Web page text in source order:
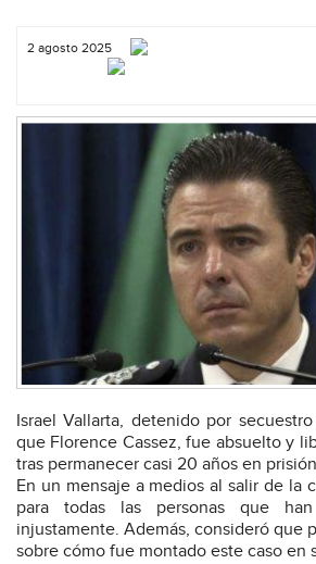
2 agosto 2025
Israel Vallarta, detenido por
que Florence Cassez, fue absuelto y
tras permanecer casi 20 años en
En un mensaje a medios al salir de la
para todas las personas que
injustamente. Además, consideró que
sobre cómo fue montado este caso en